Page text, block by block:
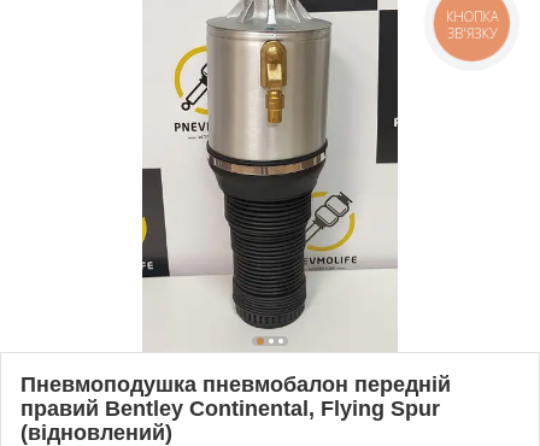
Пневмоподушка пневмобалон передній
правий Bentley Continental, Flying Spur
(відновлений)
КНОПКА
ЗВ'ЯЗКУ